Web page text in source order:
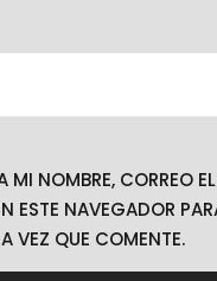
MI NOMBRE, CORREO
ESTE NAVEGADOR
VEZ QUE COMENTE.